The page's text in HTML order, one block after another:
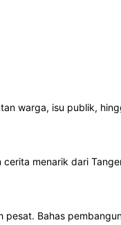
warga, isu publik,
menarik dari
Bahas